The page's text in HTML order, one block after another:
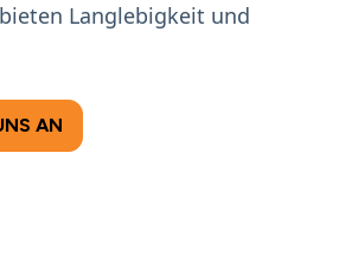
Langlebigkeit und
AN